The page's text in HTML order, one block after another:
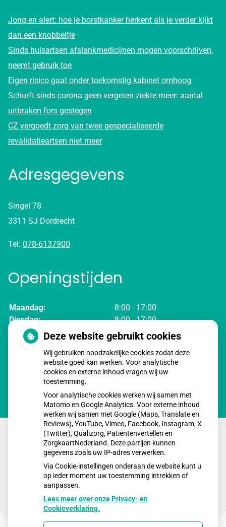
Jong en alert: hoe je borstkanker herkent als je verder kijkt
dan een knobbeltje
Sinds huisartsen afslankmedicijnen mogen voorschrijven,
neemt gebruik toe
Eigen risico gaat onder toekomstig kabinet omhoog
Schurft sinds corona geen vergeten ziekte meer: aantal
uitbraken fors gestegen
CZ vergoedt zorg van twee gespecialiseerde
revalidatieartsen niet meer
Adresgegevens
Singel 78
3311 SJ Dordrecht
Tel: 078-6137900
Openingstijden
Maandag:
8:00 - 17:00
Dinsdag:
8:00 - 17:00
Woensdag:
8:00 - 17:00
Donderdag:
8:00 - 17:00
U heeft geen toestemming gegeven voor
externe inhoud die nodig is om dit te zien.
Cookie-instellingen wijzigen
Deze website gebruikt cookies
Wij gebruiken noodzakelijke cookies zodat deze
website goed kan werken. Voor analytische
cookies en externe inhoud vragen wij uw
toestemming.
Voor analytische cookies werken wij samen met
Matomo en Google Analytics. Voor externe inhoud
werken wij samen met Google (Maps, Translate en
Reviews), YouTube, Vimeo, Facebook, Instagram, X
(Twitter), Qualizorg, Patiëntenvertellen en
ZorgkaartNederland. Deze partijen kunnen
gegevens zoals uw IP-adres verwerken.
Via Cookie-instellingen onderaan de website kunt u
op ieder moment uw toestemming intrekken of
aanpassen.
Lees meer over onze Privacy- en
Cookieverklaring.